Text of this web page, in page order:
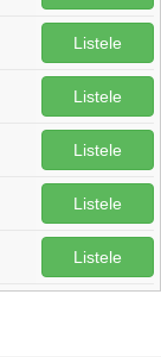
Listele
Listele
Listele
Listele
Listele